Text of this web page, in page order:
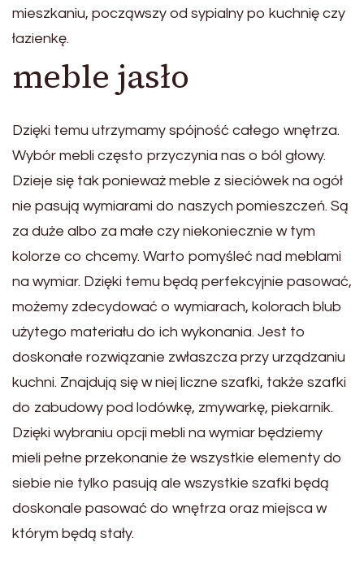
mieszkaniu, począwszy od sypialny po kuchnię czy
łazienkę.
meble jasło
Dzięki temu utrzymamy spójność całego wnętrza.
Wybór mebli często przyczynia nas o ból głowy.
Dzieje się tak ponieważ meble z sieciówek na ogół
nie pasują wymiarami do naszych pomieszczeń. Są
za duże albo za małe czy niekoniecznie w tym
kolorze co chcemy. Warto pomyśleć nad meblami
na wymiar. Dzięki temu będą perfekcyjnie pasować,
możemy zdecydować o wymiarach, kolorach blub
użytego materiału do ich wykonania. Jest to
doskonałe rozwiązanie zwłaszcza przy urządzaniu
kuchni. Znajdują się w niej liczne szafki, także szafki
do zabudowy pod lodówkę, zmywarkę, piekarnik.
Dzięki wybraniu opcji mebli na wymiar będziemy
mieli pełne przekonanie że wszystkie elementy do
siebie nie tylko pasują ale wszystkie szafki będą
doskonale pasować do wnętrza oraz miejsca w
którym będą stały.